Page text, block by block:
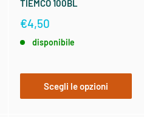
TIEMCO 100BL
€4,50
disponibile
Scegli le opzioni